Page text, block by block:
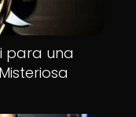
para una